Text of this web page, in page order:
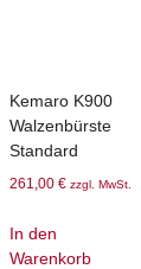
Kemaro K900
Walzenbürste
Standard
261,00 € zzgl. MwSt.
In den
Warenkorb